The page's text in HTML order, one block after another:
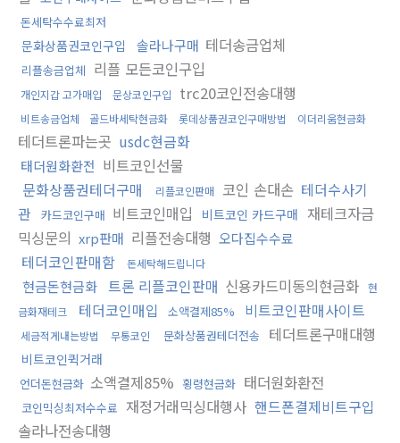
돈세탁수수료최저
문화상품권코인구입 솔라나구매 테더송금업체
리플송금업체 리플 모든코인구입
개인지갑 고가매입 문상코인구입 trc20코인전송대행
비트송금업체 골드바세탁현금화 롯데상품권코인구매방법 이더리움현금화
테더트론파는곳 usdc현금화
태더원화환전 비트코인선물
문화상품권테더구매
리플코인판매 코인 손대손 테더수사기
관
카드코인구매 비트코인매입 비트코인 카드구매 재테크자금
믹싱문의 xrp판매 리플전송대행 오다집수수료
테더코인판매함 돈세탁해드립니다
현금돈현금화 트론 리플코인판매 신용카드미동의현금화 현
금화재테크
테더코인매입 소액결제85% 비트코인판매사이트
세금적게내는방법 무통코인 문화상품권테더전송 테더트론구매대행
비트코인퀵거래
언더돈현금화 소액결제85% 횡령현금화 태더원화환전
코인믹싱최저수수료 재정거래믹싱대행사 핸드폰결제비트구입
솔라나전송대행